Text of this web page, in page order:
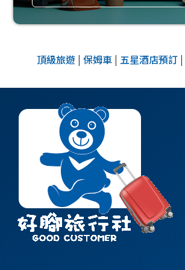
頂級旅遊| 保姆車| 五星酒店預訂|